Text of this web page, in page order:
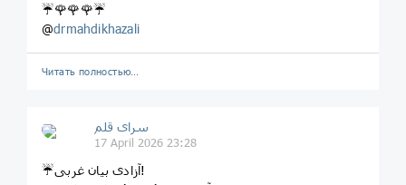
☔️🌹🌹🌹☔️
@drmahdikhazali
Читать полностью…
سرای قلم
17 April 2026 23:28
☔️آزادی بیان غربی!